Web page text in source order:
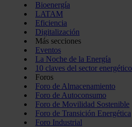
Bioenergía
LATAM
Eficiencia
Digitalización
Más secciones
Eventos
La Noche de la Energía
10 claves del sector energético
Foros
Foro de Almacenamiento
Foro de Autoconsumo
Foro de Movilidad Sostenible
Foro de Transición Energética
Foro Industrial